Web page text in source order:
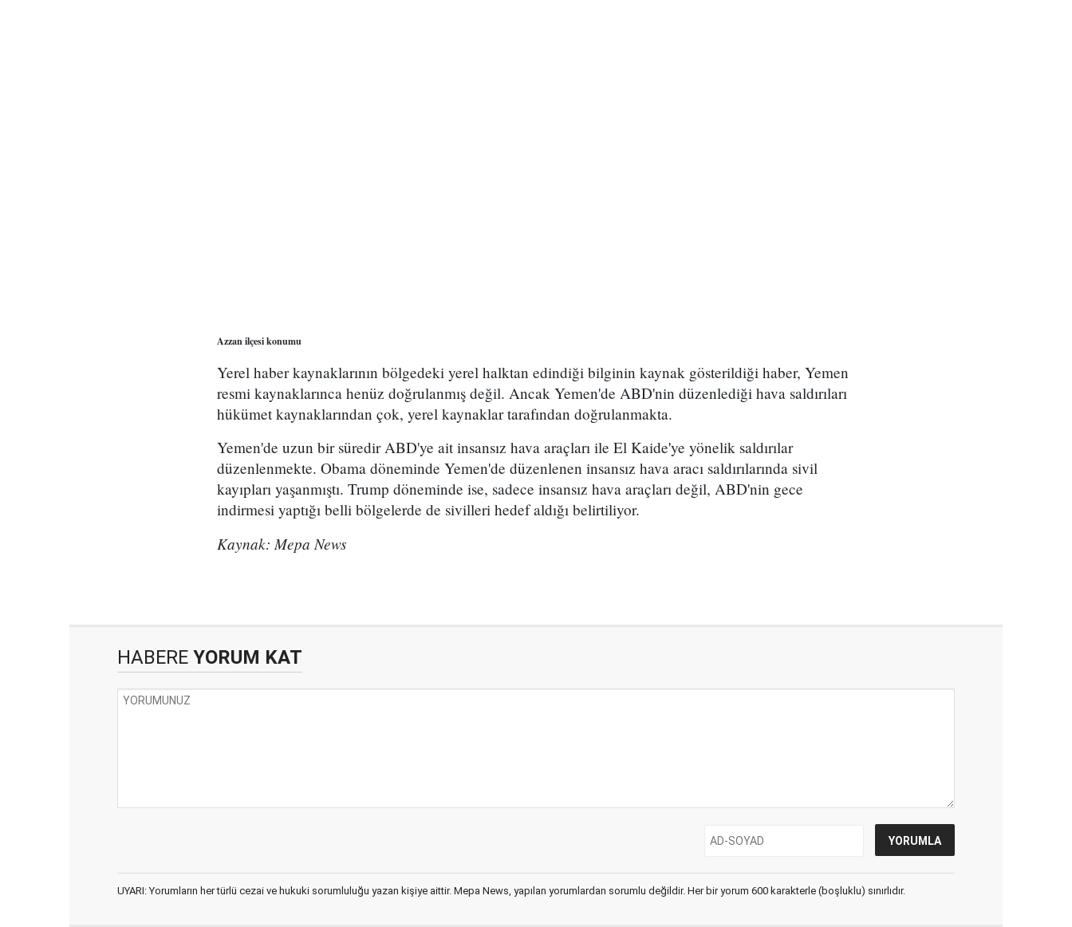
Azzan ilçesi konumu
Yerel haber kaynaklarının bölgedeki yerel halktan edindiği bilginin kaynak gösterildiği haber, Yemen
resmi kaynaklarınca henüz doğrulanmış değil. Ancak Yemen'de ABD'nin düzenlediği hava saldırıları
hükümet kaynaklarından çok, yerel kaynaklar tarafından doğrulanmakta.
Yemen'de uzun bir süredir ABD'ye ait insansız hava araçları ile El Kaide'ye yönelik saldırılar
düzenlenmekte. Obama döneminde Yemen'de düzenlenen insansız hava aracı saldırılarında sivil
kayıpları yaşanmıştı. Trump döneminde ise, sadece insansız hava araçları değil, ABD'nin gece
indirmesi yaptığı belli bölgelerde de sivilleri hedef aldığı belirtiliyor.
Kaynak: Mepa News
HABERE YORUM KAT
UYARI: Yorumların her türlü cezai ve hukuki sorumluluğu yazan kişiye aittir. Mepa News, yapılan yorumlardan sorumlu değildir. Her bir yorum 600 karakterle (boşluklu) sınırlıdır.